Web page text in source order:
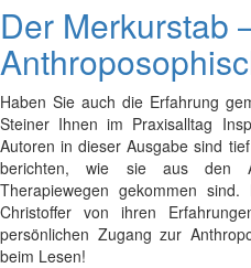
Der Merkurstab
Haben Sie auch die Erfahrung
Steiner Ihnen im Praxisalltag
Autoren in dieser Ausgabe sind
berichten, wie sie aus den
Therapiewegen gekommen
Christoffer von ihren
persönlichen Zugang zur
beim Lesen!